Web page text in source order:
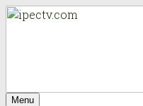
Saltar
Menu